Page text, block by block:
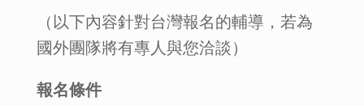
（以下內容針對台灣報名的輔導，若為
國外團隊將有專人與您洽談）
報名條件